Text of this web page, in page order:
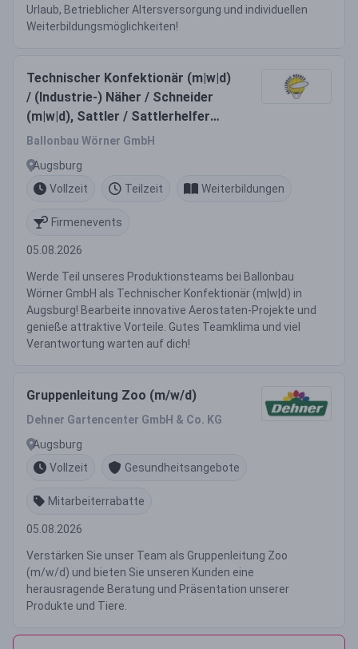
Urlaub, Betrieblicher Altersversorgung und individuellen
Weiterbildungsmöglichkeiten!
Technischer Konfektionär (m|w|d)
/ (Industrie-) Näher / Schneider
(m|w|d), Sattler / Sattlerhelfer
(m|w|d), o.ä.
Ballonbau Wörner GmbH
Augsburg
Vollzeit
Teilzeit Weiterbildungen
Firmenevents
05.08.2026
Werde Teil unseres Produktionsteams bei Ballonbau
Wörner GmbH als Technischer Konfektionär (m|w|d) in
Augsburg! Bearbeite innovative Aerostaten-Projekte und
genieße attraktive Vorteile. Gutes Teamklima und viel
Verantwortung warten auf dich!
Gruppenleitung Zoo (m/w/d)
Dehner Gartencenter GmbH & Co. KG
Augsburg
Vollzeit
Gesundheitsangebote
Mitarbeiterrabatte
05.08.2026
Verstärken Sie unser Team als Gruppenleitung Zoo
(m/w/d) und bieten Sie unseren Kunden eine
herausragende Beratung und Präsentation unserer
Produkte und Tiere.